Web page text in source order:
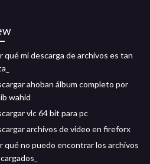
qué mi descarga de archivos es tan
ahoban álbum completo por
wahid
vlc 64 bit para pc
archivos de video en fireforx
qué no puedo encontrar los archivos